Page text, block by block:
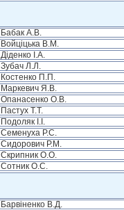
Бабак А.В.
Войціцька В.М.
Діденко І.А.
Зубач Л.Л.
Костенко П.П.
Маркевич Я.В.
Опанасенко О.В.
Пастух Т.Т.
Подоляк І.І.
Семенуха Р.С.
Сидорович Р.М.
Скрипник О.О.
Сотник О.С.
Барвіненко В.Д.